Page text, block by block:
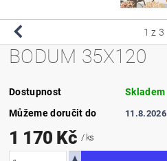
1 z 3
BODUM 35X120
Dostupnost
Skladem
Můžeme doručit do
11.8.2026
1 170 Kč / ks